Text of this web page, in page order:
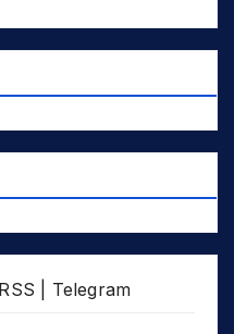
RSS Telegram